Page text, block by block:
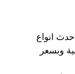
انواع
وبسعر